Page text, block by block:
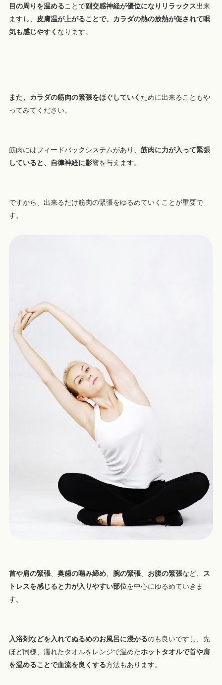
目の周りを温めることで副交感神経が優位になりリラックス出来
ますし、
皮膚温が上がることで、カラダの熱の放熱が促されて眠
気も感じやすく なります。
また、カラダの筋肉の緊張をほぐしていく ために出来ることもや
ってみてください。
筋肉にはフィードバックシステムがあり、 筋肉に力が入って緊張
していると、自律神経に影響を与えます。
ですから、出来るだけ筋肉の緊張をゆるめていくことが重要で
す。
首や肩の緊張、 奥歯の噛み締め、 腕の緊張、 お腹の緊張など、
ス
トレスを感じると力が入りやすい部位を中心にゆるめていきま
す。
入浴剤などを入れてぬるめのお風呂に浸かるのも良いですし、先
ほど同様、濡れたタオルをレンジで温めたホットタオルで首や肩
を温めることで血流を良くする方法もあります。